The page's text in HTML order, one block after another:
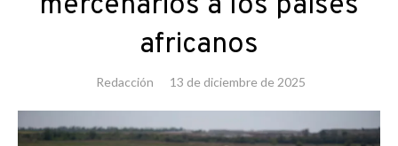
africanos
Redacción 13 de diciembre de 2025